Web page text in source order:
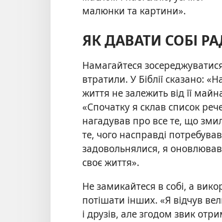
малюнки та картини».
ЯК ДАВАТИ СОБІ
Намагайтеся
втратили. У Біблії сказано:
життя не залежить від її
«Спочатку я склав список
нагадував про все те, що
те, чого насправді
задовольнялися, я
своє життя».
Не замикайтеся в собі, а
потішати інших. «Я відчув
і друзів, але згодом звик